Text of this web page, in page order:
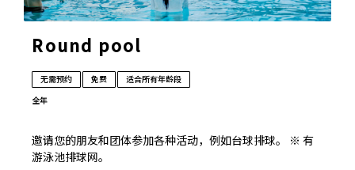
Round pool
无需预约 免费
适合所有年龄段
全年
邀请您的朋友和团体参加各种活动，例如台球排球。 ※ 有
游泳池排球网。